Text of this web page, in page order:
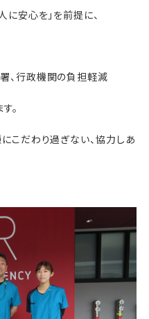
に安心を」を前提に、
、行政機関の負担軽減
。
こだわり過ぎない、協力しあ